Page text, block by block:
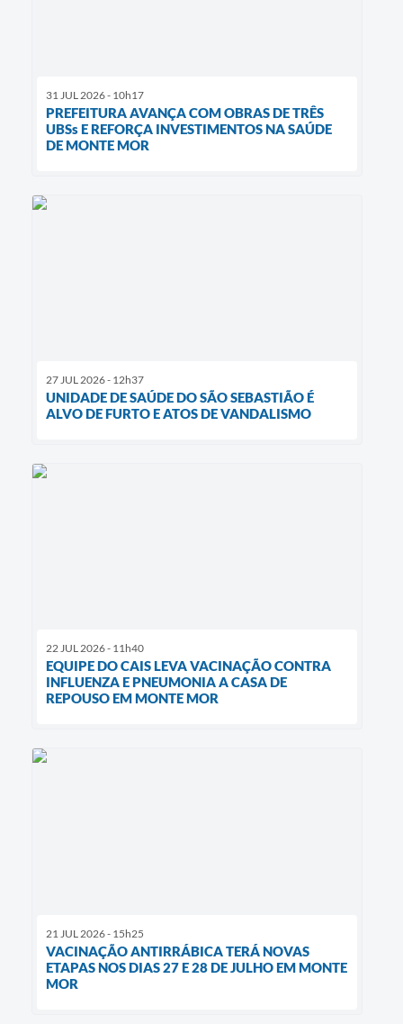
31 JUL 2026 - 10h17
PREFEITURA AVANÇA COM OBRAS DE TRÊS
UBSs E REFORÇA INVESTIMENTOS NA SAÚDE
DE MONTE MOR
27 JUL 2026 - 12h37
UNIDADE DE SAÚDE DO SÃO SEBASTIÃO É
ALVO DE FURTO E ATOS DE VANDALISMO
22 JUL 2026 - 11h40
EQUIPE DO CAIS LEVA VACINAÇÃO CONTRA
INFLUENZA E PNEUMONIA A CASA DE
REPOUSO EM MONTE MOR
21 JUL 2026 - 15h25
VACINAÇÃO ANTIRRÁBICA TERÁ NOVAS
ETAPAS NOS DIAS 27 E 28 DE JULHO EM MONTE
MOR